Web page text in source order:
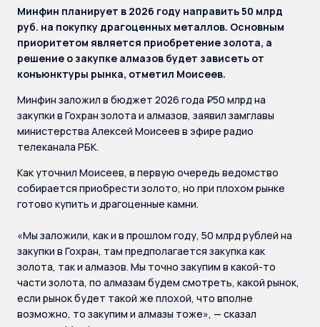
Минфин планирует в 2026 году направить 50 млрд
руб. на покупку драгоценных металлов. Основным
приоритетом является приобретение золота, а
решение о закупке алмазов будет зависеть от
конъюнктуры рынка, отметил Моисеев.
Минфин заложил в бюджет 2026 года ₽50 млрд на
закупки в Гохран золота и алмазов, заявил замглавы
министерства Алексей Моисеев в эфире радио
телеканала РБК.
Как уточнил Моисеев, в первую очередь ведомство
собирается приобрести золото, но при плохом рынке
готово купить и драгоценные камни.
«Мы заложили, как и в прошлом году, 50 млрд рублей на
закупки в Гохран, там предполагается закупка как
золота, так и алмазов. Мы точно закупим в какой-то
части золота, по алмазам будем смотреть, какой рынок,
если рынок будет такой же плохой, что вполне
возможно, то закупим и алмазы тоже», — сказал